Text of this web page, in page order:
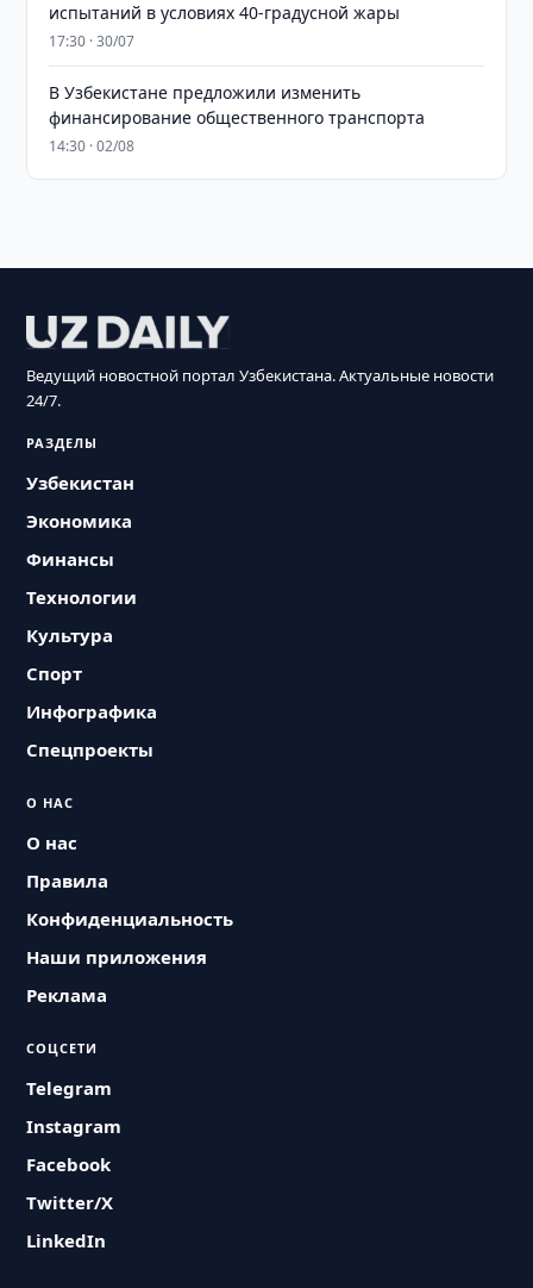
испытаний в условиях 40-градусной жары
17:30 · 30/07
В Узбекистане предложили изменить
финансирование общественного транспорта
14:30 · 02/08
Ведущий новостной портал Узбекистана. Актуальные новости
24/7.
РАЗДЕЛЫ
Узбекистан
Экономика
Финансы
Технологии
Культура
Спорт
Инфографика
Спецпроекты
О НАС
О нас
Правила
Конфиденциальность
Наши приложения
Реклама
СОЦСЕТИ
Telegram
Instagram
Facebook
Twitter/X
LinkedIn